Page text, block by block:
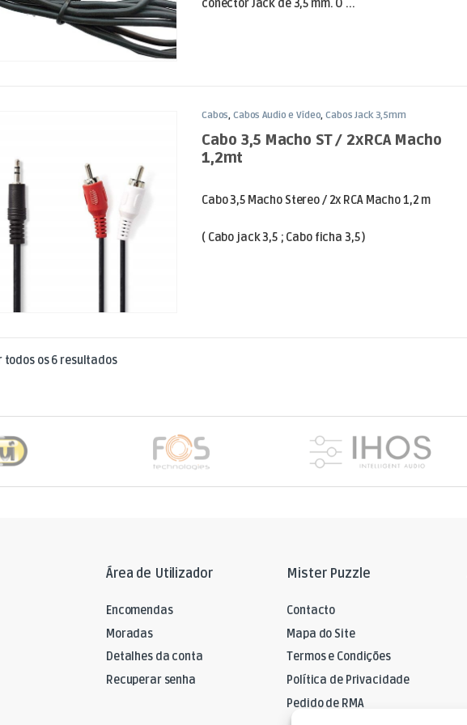
conector Jack de 3,5 mm. O ...
Cabos,Cabos Áudio e Vídeo,Cabos Jack 3,5mm
Cabo 3,5 Macho ST / 2xRCA Macho
1,2mt
Cabo 3,5 Macho Stereo / 2x RCA Macho 1,2 m
( Cabo jack 3,5 ; Cabo ficha 3,5 )
todos os 6 resultadosOrdenado por mais recentes
Área de Utilizador
Encomendas
Moradas
Detalhes da conta
Recuperar senha
Mister Puzzle
Contacto
Mapa do Site
Termos e Condições
Política de Privacidade
Pedido de RMA